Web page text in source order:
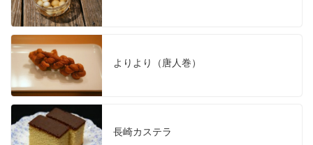
よりより（唐人巻）
長崎カステラ